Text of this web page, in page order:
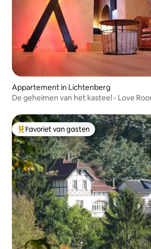
Appartement in Lichtenberg
De geheimen van het kasteel - Love
Topfavoriet van gasten
Favoriet van gasten